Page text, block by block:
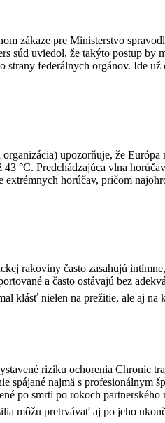
zákaze pre Ministerstvo
súd uviedol, že takýto postup by
strany federálnych orgánov. Ide
upozorňuje, že
°C. Predchádzajúca vlna
horúčav, pričom
rakoviny často zasahujú
a často ostávajú bez
klásť nielen na prežitie, ale aj na
riziku ochorenia Chronic
spájané najmä s profesionálnym
po smrti po rokoch partnerského
môžu pretrvávať aj po jeho